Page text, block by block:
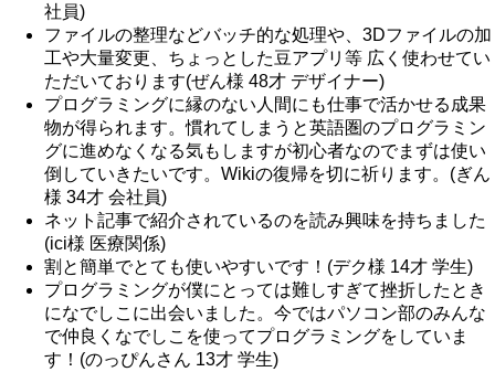
社員)
ファイルの整理などバッチ的な処理や、3Dファイルの加
工や大量変更、ちょっとした豆アプリ等 広く使わせてい
ただいております(ぜん様 48才 デザイナー)
プログラミングに縁のない人間にも仕事で活かせる成果
物が得られます。慣れてしまうと英語圏のプログラミン
グに進めなくなる気もしますが初心者なのでまずは使い
倒していきたいです。Wikiの復帰を切に祈ります。(ぎん
様 34才 会社員)
ネット記事で紹介されているのを読み興味を持ちました
(ici様 医療関係)
割と簡単でとても使いやすいです！(デク様 14才 学生)
プログラミングが僕にとっては難しすぎて挫折したとき
になでしこに出会いました。今ではパソコン部のみんな
で仲良くなでしこを使ってプログラミングをしていま
す！(のっぴんさん 13才 学生)